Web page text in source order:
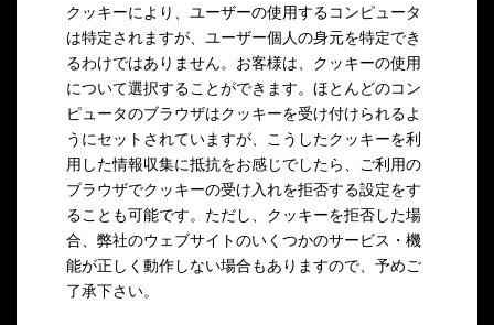
クッキーにより、ユーザーの使用するコンピュータ
は特定されますが、ユーザー個人の身元を特定でき
るわけではありません。お客様は、クッキーの使用
について選択することができます。ほとんどのコン
ピュータのブラウザはクッキーを受け付けられるよ
うにセットされていますが、こうしたクッキーを利
用した情報収集に抵抗をお感じでしたら、ご利用の
ブラウザでクッキーの受け入れを拒否する設定をす
ることも可能です。ただし、クッキーを拒否した場
合、弊社のウェブサイトのいくつかのサービス・機
能が正しく動作しない場合もありますので、予めご
了承下さい。